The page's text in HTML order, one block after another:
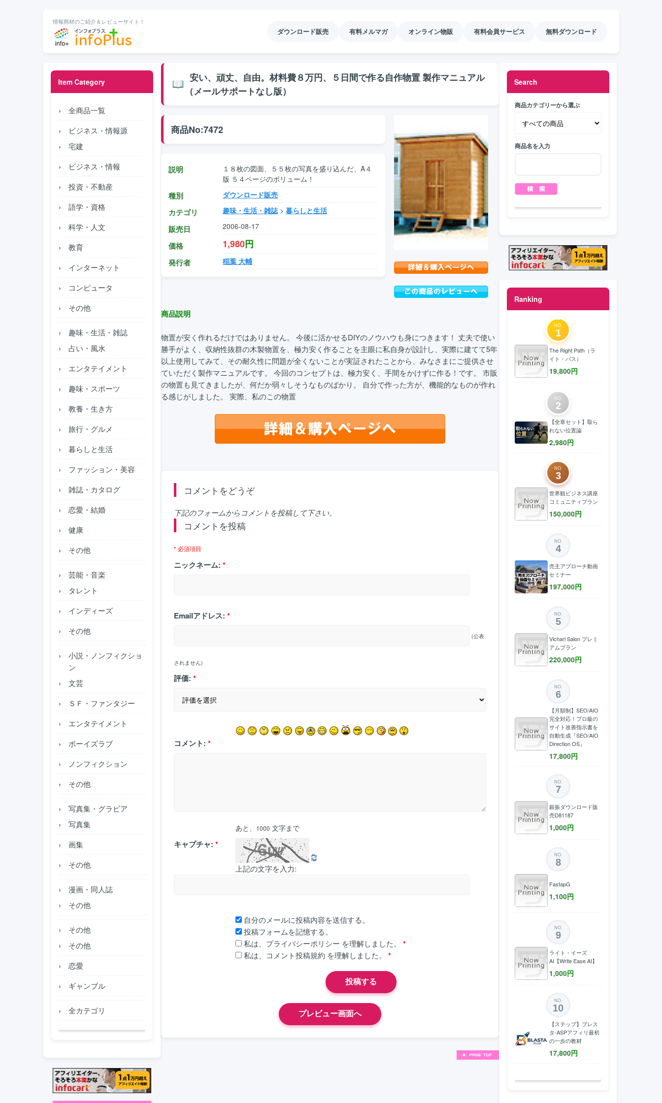
情報商材のご紹介＆レビューサイト！
ダウンロード販売 有料メルマガ オンライン物販 有料会員サービス 無料ダウンロード
Item Category
全商品一覧
ビジネス・情報源
宅建
ビジネス・情報
投資・不動産
語学・資格
科学・人文
教育
インターネット
コンピュータ
その他
趣味・生活・雑誌
占い・風水
エンタテイメント
趣味・スポーツ
教養・生き方
旅行・グルメ
暮らしと生活
ファッション・美容
雑誌・カタログ
恋愛・結婚
健康
その他
芸能・音楽
タレント
インディーズ
その他
小説・ノンフィクショ
ン
文芸
ＳＦ・ファンタジー
エンタテイメント
ボーイズラブ
ノンフィクション
その他
写真集・グラビア
写真集
画集
その他
漫画・同人誌
その他
その他
その他
恋愛
ギャンブル
全カテゴリ
安い、頑丈、自由。材料費８万円、５日間で作る自作物置 製作マニュアル
（メールサポートなし版）
商品No:7472
説明
１８枚の図面、５５枚の写真を盛り込んだ、A４
版 ５４ページのボリューム！
種別 ダウンロード販売
カテゴリ 趣味・生活・雑誌> 暮らしと生活
販売日 2006-08-17
価格 1,980円
発行者 稲葉 大輔
商品説明
物置が安く作れるだけではありません。 今後に活かせるDIYのノウハウも身につきます！ 丈夫で使い
勝手がよく、収納性抜群の木製物置を、極力安く作ることを主眼に私自身が設計し、実際に建てて5年
以上使用してみて、その耐久性に問題が全くないことが実証されたことから、みなさまにご提供させ
ていただく製作マニュアルです。 今回のコンセプトは、極力安く、手間をかけずに作る！です。 市販
の物置も見てきましたが、何だか弱々しそうなものばかり。 自分で作った方が、機能的なものが作れ
る感じがしました。 実際、私のこの物置
コメントをどうぞ
下記のフォームからコメントを投稿して下さい。
コメントを投稿
* 必須項目
ニックネーム: *
Emailアドレス: *
(公表
されません)
評価: *
コメント: *
あと、 1000 文字まで
キャプチャ: *
上記の文字を入力:
自分のメールに投稿内容を送信する。
投稿フォームを記憶する。
私は、 プライバシーポリシー を理解しました。 *
私は、 コメント投稿規約 を理解しました。 *
Search
商品カテゴリーから選ぶ
商品名を入力
Ranking
NO.
1
The Right Path（ラ
イト・パス）
19,800円
NO.
2
【全章セット】取ら
れない位置論
2,980円
NO.
3
世界観ビジネス講座
コミュニティプラン
150,000円
NO.
4
売主アプローチ動画
セミナー
197,000円
NO.
5
Vicharl Salon プレミ
アムプラン
220,000円
NO.
6
【月額制】SEO/AIO
完全対応！プロ級の
サイト改善指示書を
自動生成『SEO/AIO
Direction OS』
17,800円
NO.
7
銀振ダウンロード販
売D81187
1,000円
NO.
8
FastapG
1,100円
NO.
9
ライト・イーズ
AI【Write Ease AI】
1,000円
NO.
10
【ステップ】ブレス
タ-ASPアフィリ最初
の一歩の教材
17,800円